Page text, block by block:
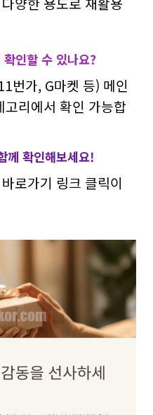
인할 수 있나요?
번가, G마켓 등) 메인
고리에서 확인 가능합
께 확인해보세요!
로가기 링크 클릭이